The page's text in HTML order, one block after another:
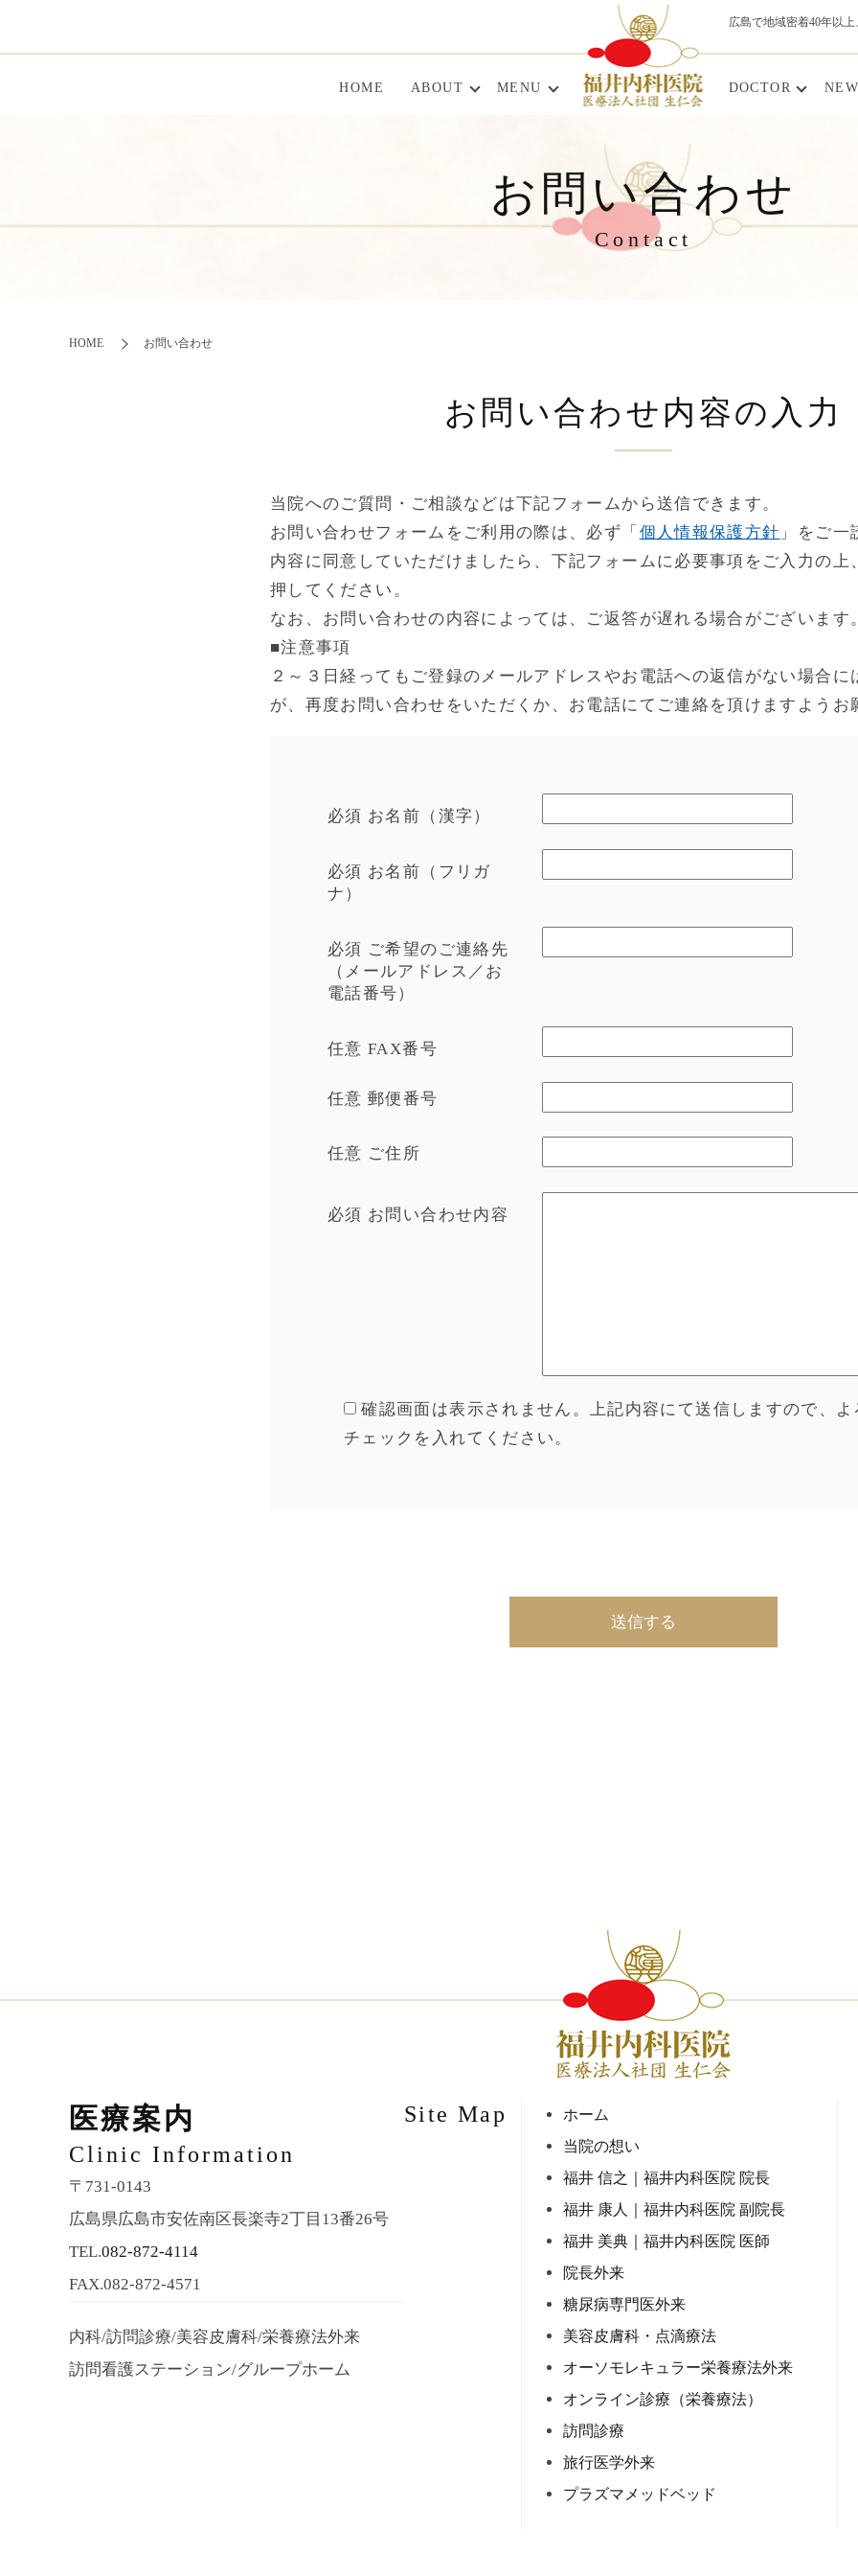
HOME ABOUT MENU DOCTOR
広島で地域密着40年以
お問い合わせ
Contact
HOME お問い合わせ
お問い合わせ内容の入力
当院へのご質問・ご相談などは下記フォームから送信できます。
お問い合わせフォームをご利用の際は、必ず「 個人情報保護方針 」をご一
内容に同意していただけましたら、下記フォームに必要事項をご入力の上
押してください。
なお、お問い合わせの内容によっては、ご返答が遅れる場合がございます
■注意事項
２～３日経ってもご登録のメールアドレスやお電話への返信がない場合に
が、再度お問い合わせをいただくか、お電話にてご連絡を頂けますようお
必須 お名前（漢字）
必須 お名前（フリガ
ナ）
必須 ご希望のご連絡先
（メールアドレス／お
電話番号）
任意 FAX番号
任意 郵便番号
任意 ご住所
必須 お問い合わせ内容
確認画面は表示されません。上記内容にて送信しますので、
チェックを入れてください。
医療案内
Clinic Information
〒731-0143
広島県広島市安佐南区長楽寺2丁目13番26号
TEL.082-872-4114
FAX.082-872-4571
内科/訪問診療/美容皮膚科/栄養療法外来
訪問看護ステーション/グループホーム
Site Map
ホーム
当院の想い
福井 信之｜福井内科医院 院長
福井 康人｜​福井内科医院 副院長
福井 美典｜​福井内科医院 医師
院長外来
糖尿病専門医外来
美容皮膚科・点滴療法
オーソモレキュラー栄養療法外来
オンライン診療（栄養療法）
訪問診療
旅行医学外来
プラズマメッドベッド